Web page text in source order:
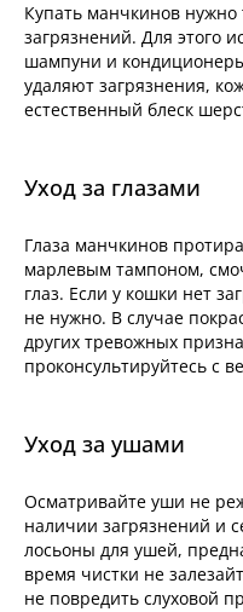
Купать манчкинов
загрязнений. Для этого
шампуни и
удаляют загрязнения,
естественный блеск
Уход за глазами
Глаза манчкинов
марлевым тампоном,
глаз. Если у кошки нет
не нужно. В случае
других тревожных
проконсультируйтесь с
Уход за ушами
Осматривайте уши не
наличии загрязнений и
лосьоны для ушей,
время чистки не
не повредить слуховой